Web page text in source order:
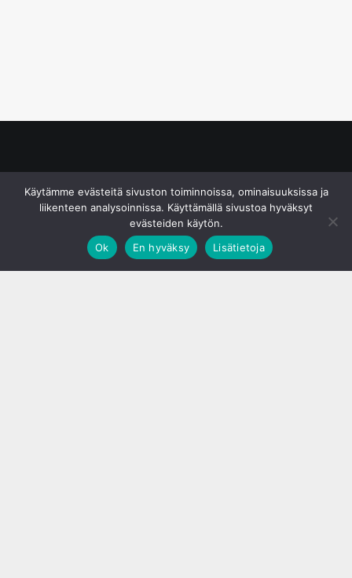
Käytämme evästeitä sivuston toiminnoissa, ominaisuuksissa ja
liikenteen analysoinnissa. Käyttämällä sivustoa hyväksyt
evästeiden käytön.
Ok
En hyväksy Lisätietoja